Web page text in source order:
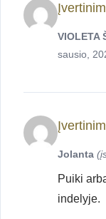
VIOLETA
sausio,
Jolanta
Puiki
indelyje.